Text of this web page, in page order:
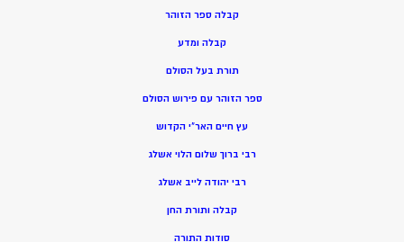
קבלה ספר הזוהר
קבלה ומדע
תורת בעל הסולם
ספר הזוהר עם פירוש הסולם
עץ חיים האר”י הקדוש
רבי ברוך שלום הלוי אשלג
רבי יהודה לייב אשלג
קבלה ותורת החן
סודות התורה